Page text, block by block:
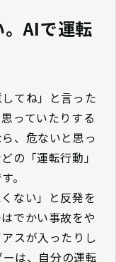
AIで運転
てね」と言った
っていたりする
、危ないと思っ
の「運転行動」
。
ない」と反発を
でかい事故をや
スが入ったりし
は、自分の運転